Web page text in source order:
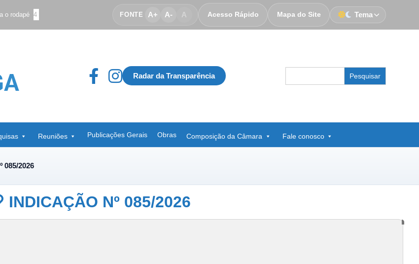
o rodapé 4 FONTE A+ A- A Acesso Rápido Mapa do Site Tema
Radar da Transparência
for:
Reuniões Publicações Gerais Obras Composição da Câmara Fale conosco
085/2026
INDICAÇÃO Nº 085/2026